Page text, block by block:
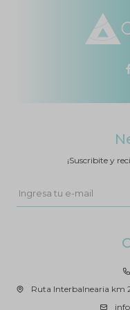
Ruta Interbalnearia km
¡Suscribite y